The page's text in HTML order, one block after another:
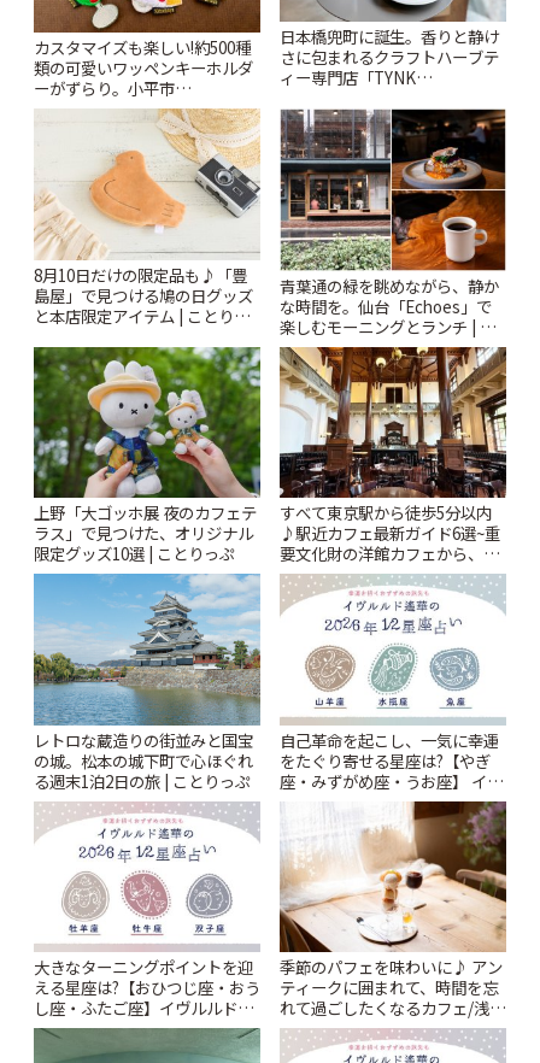
カスタマイズも楽しい!約500種
類の可愛いワッペンキーホルダ
ーがずらり。小平市
「Kimamaya T&K」 | ことりっ
日本橋兜町に誕生。香りと静け
さに包まれるクラフトハーブテ
ィー専門店「TYNK
8月10日だけの限定品も♪「豊
島屋」で見つける鳩の日グッズ
と本店限定アイテム | ことりっ
青葉通の緑を眺めながら、静か
な時間を。仙台「Echoes」で
楽しむモーニングとランチ | こ
とりっぷ
上野「大ゴッホ展 夜のカフェテ
ラス」で見つけた、オリジナル
限定グッズ10選 | ことりっぷ
すべて東京駅から徒歩5分以内
♪駅近カフェ最新ガイド6選~重
要文化財の洋館カフェから、改
札すぐのレトロ喫茶まで~ | こと
りっぷ
レトロな蔵造りの街並みと国宝
の城。松本の城下町で心ほぐれ
る週末1泊2日の旅 | ことりっぷ
自己革命を起こし、一気に幸運
をたぐり寄せる星座は?【やぎ
座・みずがめ座・うお座】 イヴ
ルルド遙華2026年 夏の運勢
~Summer~ | ことりっぷ
大きなターニングポイントを迎
える星座は?【おひつじ座・おう
し座・ふたご座】イヴルルド遙
華2026年 夏の運勢~Summer~ |
ことりっぷ
季節のパフェを味わいに♪ アン
ティークに囲まれて、時間を忘
れて過ごしたくなるカフェ/浅草
「annorum cafe」 | ことりっぷ